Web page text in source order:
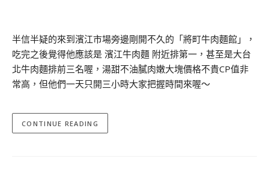
半信半疑的來到濱江市場旁邊剛開不久的「將町牛肉麵館」，
吃完之後覺得他應該是 濱江牛肉麵 附近排第一，甚至是大台
北牛肉麵排前三名喔，湯甜不油膩肉嫩大塊價格不貴CP值非
常高，但他們一天只開三小時大家把握時間來喔～
CONTINUE READING